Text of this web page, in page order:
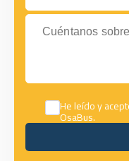
Cuéntanos sobre tus
He leído y
OsaBus.